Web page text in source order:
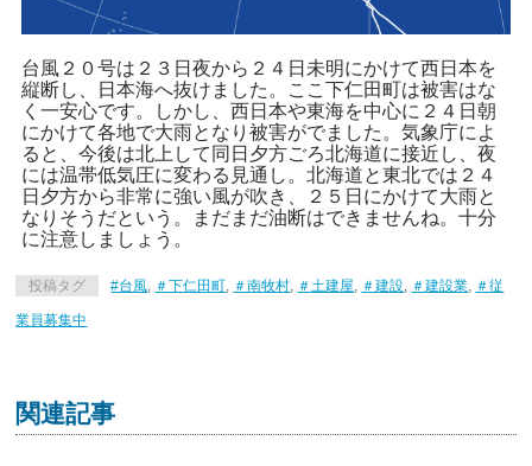
台風２０号は２３日夜から２４日未明にかけて西日本を
縦断し、日本海へ抜けました。 ここ下仁田町は被害はな
く一安心です。しかし、西日本や東海を中心に２４日朝
にかけて各地で大雨となり被害がでました。気象庁によ
ると、今後は北上して同日夕方ごろ北海道に接近し、夜
には温帯低気圧に変わる見通し。北海道と東北では２４
日夕方から非常に強い風が吹き、２５日にかけて大雨と
なりそうだという。まだまだ油断はできませんね。十分
に注意しましょう。
投稿タグ #台風, ＃下仁田町, ＃南牧村, ＃土建屋, ＃建設, ＃建設業, ＃従
業員募集中
関連記事